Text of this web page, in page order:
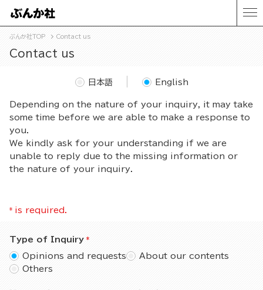
ぶんか社TOP Contact us
Contact us
Depending on the nature of your inquiry, it may take
some time before we are able to make a response to
you.
We kindly ask for your understanding if we are
unable to reply due to the missing information or
the nature of your inquiry.
日本語 English
* is required.
Type of Inquiry
Opinions and requests
About our contents
Others